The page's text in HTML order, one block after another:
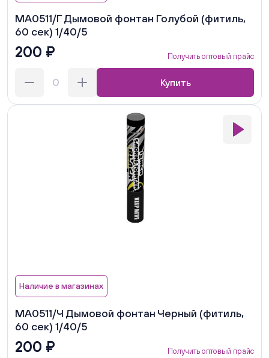
MA0511/Г Дымовой фонтан Голубой (фитиль,
60 сек) 1/40/5
200 ₽ Получить оптовый прайс
Купить
Наличие в магазинах
MA0511/Ч Дымовой фонтан Черный (фитиль,
60 сек) 1/40/5
200 ₽ Получить оптовый прайс